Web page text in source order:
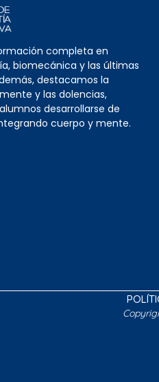
completa en
biomecánica y las últimas
destacamos la
y las dolencias,
desarrollarse de
cuerpo y mente.